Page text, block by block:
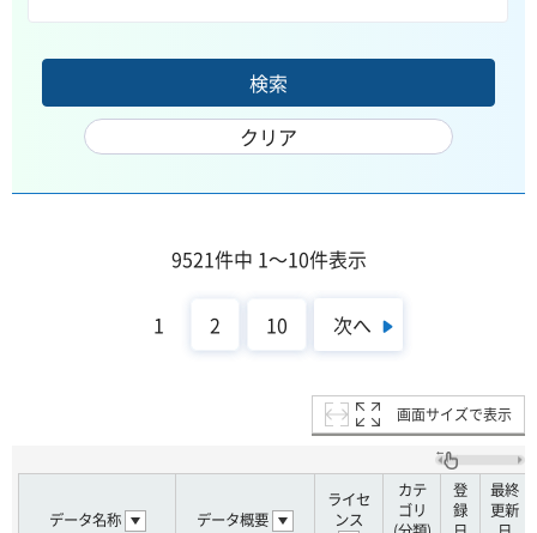
9521件中 1～10件表示
1 2 10 次へ
画面サイズで表示
データ名称 データ概要
ライセ
ンス
カテ
ゴリ
登
録
最終
更新